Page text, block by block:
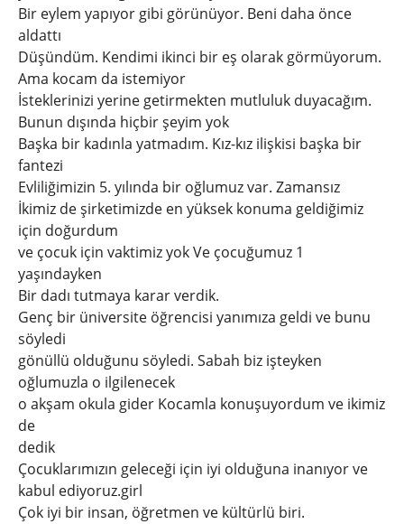
Bir eylem yapıyor gibi görünüyor. Beni daha önce
aldattı
Düşündüm. Kendimi ikinci bir eş olarak görmüyorum.
Ama kocam da istemiyor
İsteklerinizi yerine getirmekten mutluluk duyacağım.
Bunun dışında hiçbir şeyim yok
Başka bir kadınla yatmadım. Kız-kız ilişkisi başka bir
fantezi
Evliliğimizin 5. yılında bir oğlumuz var. Zamansız
İkimiz de şirketimizde en yüksek konuma geldiğimiz
için doğurdum
ve çocuk için vaktimiz yok Ve çocuğumuz 1
yaşındayken
Bir dadı tutmaya karar verdik.
Genç bir üniversite öğrencisi yanımıza geldi ve bunu
söyledi
gönüllü olduğunu söyledi. Sabah biz işteyken
oğlumuzla o ilgilenecek
o akşam okula gider Kocamla konuşuyordum ve ikimiz
de
dedik
Çocuklarımızın geleceği için iyi olduğuna inanıyor ve
kabul ediyoruz.girl
Çok iyi bir insan, öğretmen ve kültürlü biri.